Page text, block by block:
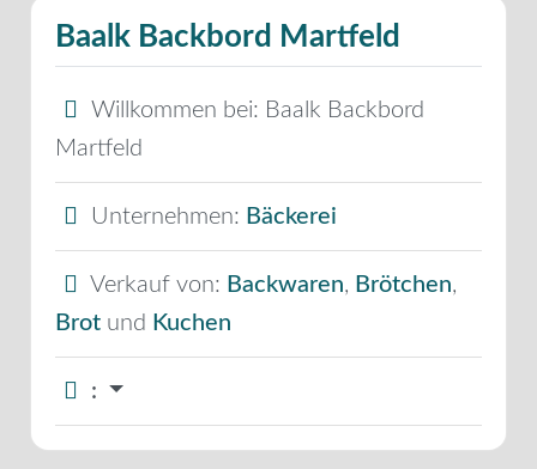
Baalk Backbord Martfeld
Willkommen bei: Baalk Backbord
Martfeld
Unternehmen: Bäckerei
Verkauf von: Backwaren, Brötchen,
Brot und Kuchen
: